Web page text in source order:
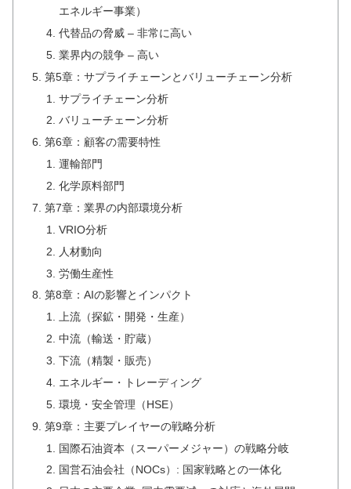
エネルギー事業）
代替品の脅威 – 非常に高い
業界内の競争 – 高い
第5章：サプライチェーンとバリューチェーン分析
サプライチェーン分析
バリューチェーン分析
第6章：顧客の需要特性
運輸部門
化学原料部門
第7章：業界の内部環境分析
VRIO分析
人材動向
労働生産性
第8章：AIの影響とインパクト
上流（探鉱・開発・生産）
中流（輸送・貯蔵）
下流（精製・販売）
エネルギー・トレーディング
環境・安全管理（HSE）
第9章：主要プレイヤーの戦略分析
国際石油資本（スーパーメジャー）の戦略分岐
国営石油会社（NOCs）: 国家戦略との一体化